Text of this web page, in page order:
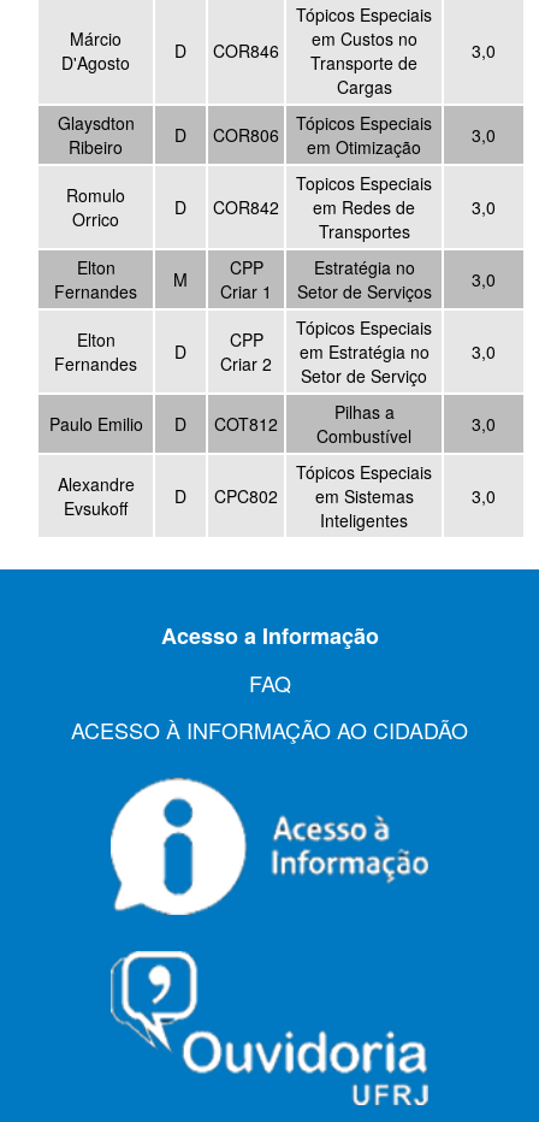
Márcio
D'Agosto
D COR846
Tópicos Especiais
em Custos no
Transporte de
Cargas
3,0
Glaysdton
Ribeiro
D COR806
Tópicos Especiais
em Otimização
3,0
Romulo
Orrico
D COR842
Topicos Especiais
em Redes de
Transportes
3,0
Elton
Fernandes
M
CPP
Criar 1
Estratégia no
Setor de Serviços
3,0
Elton
Fernandes
D
CPP
Criar 2
Tópicos Especiais
em Estratégia no
Setor de Serviço
3,0
Paulo Emilio D COT812
Pilhas a
Combustível
3,0
Alexandre
Evsukoff
D CPC802
Tópicos Especiais
em Sistemas
Inteligentes
3,0
Acesso a Informação
FAQ
ACESSO À INFORMAÇÃO AO CIDADÃO